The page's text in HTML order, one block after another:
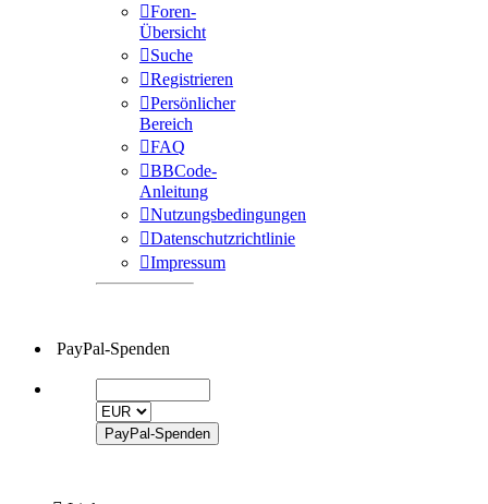
Foren-
Übersicht
Suche
Registrieren
Persönlicher
Bereich
FAQ
BBCode-
Anleitung
Nutzungsbedingungen
Datenschutzrichtlinie
Impressum
PayPal-Spenden